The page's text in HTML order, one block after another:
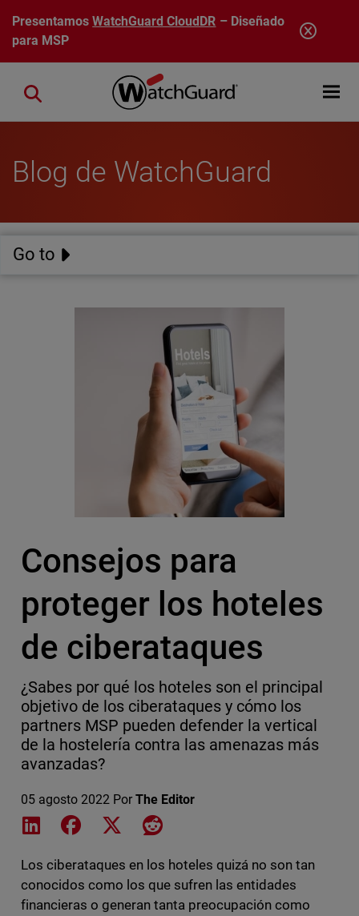
Pasar al contenido principal
PresentamosWatchGuard CloudDR – Diseñado
para MSP
Open
Close search
Blog de WatchGuard
Go to
Consejos para
proteger los hoteles
de ciberataques
¿Sabes por qué los hoteles son el principal
objetivo de los ciberataques y cómo los
partners MSP pueden defender la vertical
de la hostelería contra las amenazas más
avanzadas?
05 agosto 2022 Por The Editor
Share on LinkedIn
Share on Facebook
Share on XShare on Reddit
Los ciberataques en los hoteles quizá no son tan
conocidos como los que sufren las entidades
financieras o generan tanta preocupación como